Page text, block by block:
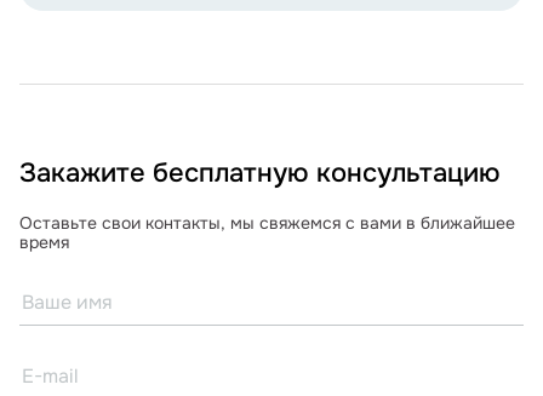
Закажите бесплатную консультацию
Оставьте свои контакты, мы свяжемся с вами в ближайшее
время